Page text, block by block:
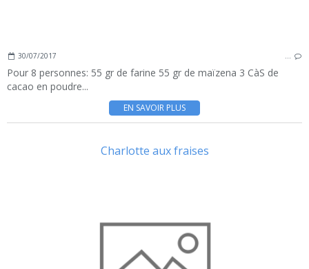
30/07/2017 …
Pour 8 personnes: 55 gr de farine 55 gr de maïzena 3 CàS de
cacao en poudre...
EN SAVOIR PLUS
Charlotte aux fraises